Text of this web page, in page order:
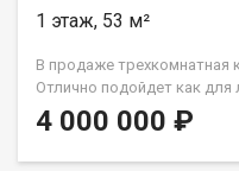
1 этаж, 53 м²
В продаже трехкомнатная
Отлично подойдет как для
вложения инвестиций в
доступности метро Пл.
4 000 000 ₽